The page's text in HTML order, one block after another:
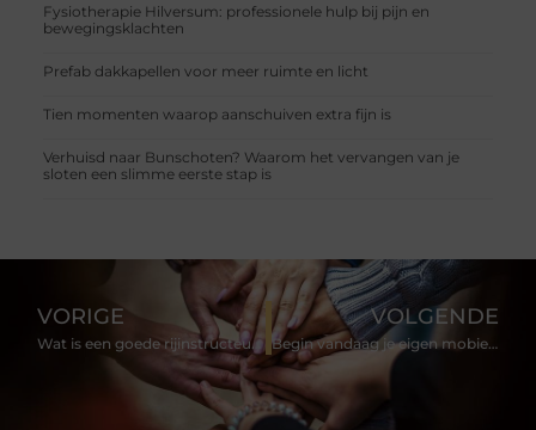
Fysiotherapie Hilversum: professionele hulp bij pijn en
bewegingsklachten
Prefab dakkapellen voor meer ruimte en licht
Tien momenten waarop aanschuiven extra fijn is
Verhuisd naar Bunschoten? Waarom het vervangen van je
sloten een slimme eerste stap is
VORIGE
Wat is een goede rijinstructeur?
VOLGENDE
Begin vandaag je eigen mobiele zaak